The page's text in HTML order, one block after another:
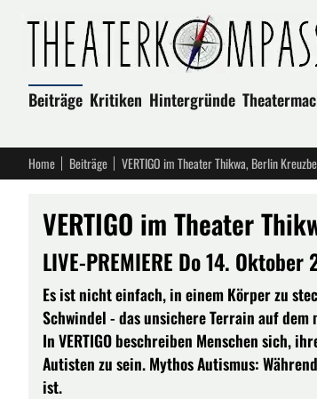
Beiträge Kritiken Hintergründe
Home Beiträge VERTIGO im Theater Thikwa, Berlin
VERTIGO im Theater
LIVE-PREMIERE Do 14.
Es ist nicht einfach, in einem Körper zu
Schwindel - das unsichere Terrain auf
In VERTIGO beschreiben Menschen sich,
Autisten zu sein. Mythos Autismus:
ist.